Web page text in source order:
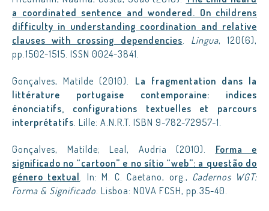
a coordinated sentence and wondered. On childrens
difficulty in understanding coordination and relative
clauses with crossing dependencies. Lingua, 120(6),
pp.1502-1515. ISSN 0024-3841.
Gonçalves, Matilde (2010). La fragmentation dans la
littérature portugaise contemporaine: indices
énonciatifs, configurations textuelles et parcours
interprétatifs. Lille: A.N.R.T. ISBN 9-782-72957-1.
Gonçalves, Matilde; Leal, Audria (2010). Forma e
significado no “cartoon” e no sítio “web”: a questão do
género textual. In: M. C. Caetano, org., Cadernos WGT:
Forma & Significado. Lisboa: NOVA FCSH, pp.35-40.